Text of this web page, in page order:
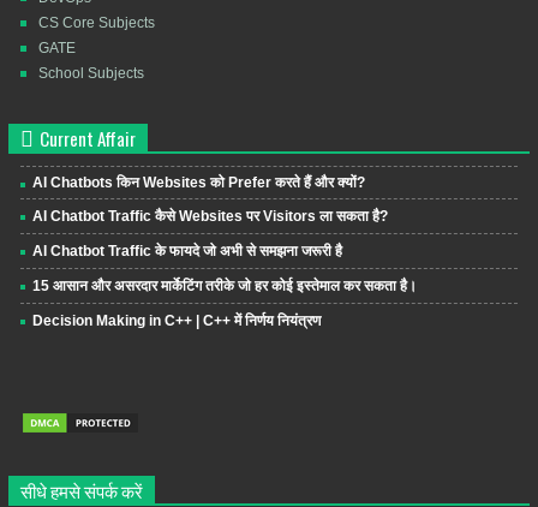
CS Core Subjects
GATE
School Subjects
Current Affair
AI Chatbots किन Websites को Prefer करते हैं और क्यों?
AI Chatbot Traffic कैसे Websites पर Visitors ला सकता है?
AI Chatbot Traffic के फायदे जो अभी से समझना जरूरी है
15 आसान और असरदार मार्केटिंग तरीके जो हर कोई इस्तेमाल कर सकता है।
Decision Making in C++ | C++ में निर्णय नियंत्रण
सीधे हमसे संपर्क करें